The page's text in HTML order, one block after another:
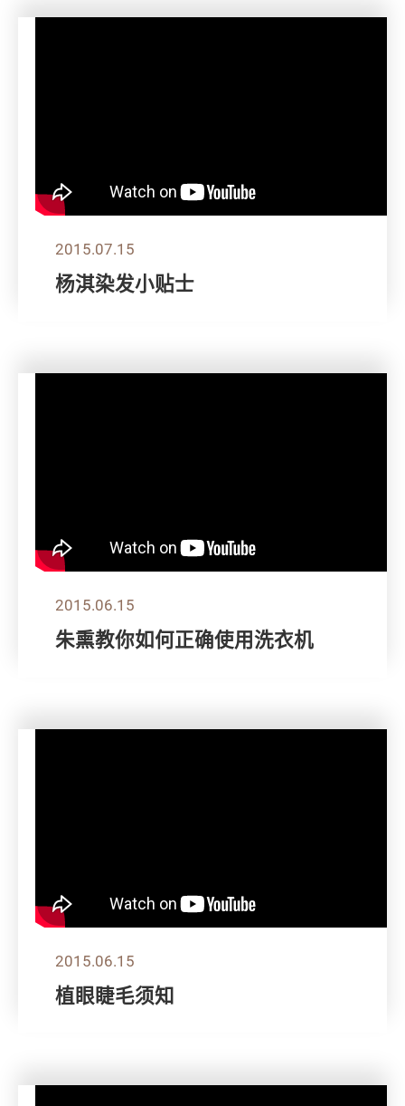
2015.07.15
杨淇染发小贴士
2015.06.15
朱熏教你如何正确使用洗衣机
2015.06.15
植眼睫毛须知